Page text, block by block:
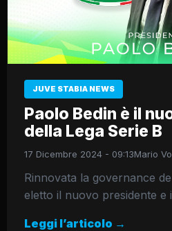
JUVE STABIA NEWS
Paolo Bedin è il
della Lega Serie B
17 Dicembre 2024 - 09:13Mario
Rinnovata la governance
eletto il nuovo presidente e
Leggi l’articolo →